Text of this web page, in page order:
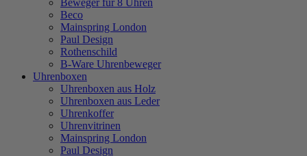
Beweger für 8 Uhren
Beco
Mainspring London
Paul Design
Rothenschild
B-Ware Uhrenbeweger
Uhrenboxen
Uhrenboxen aus Holz
Uhrenboxen aus Leder
Uhrenkoffer
Uhrenvitrinen
Mainspring London
Paul Design